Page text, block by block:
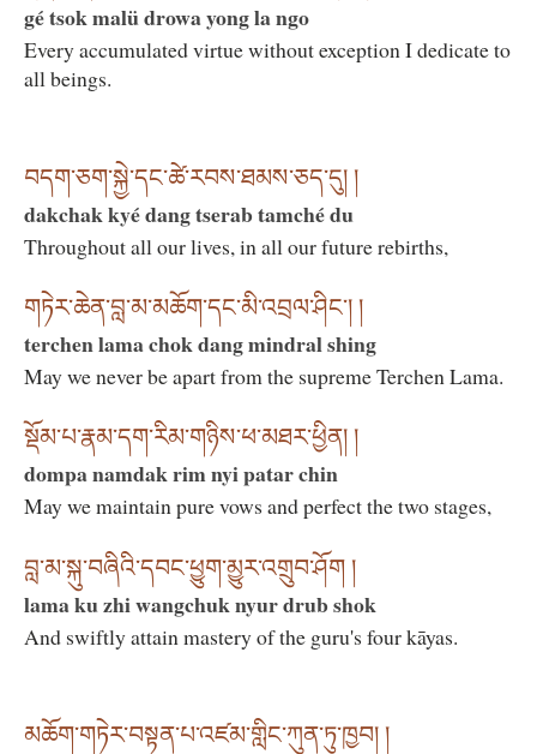
gé tsok malü drowa yong la ngo
Every accumulated virtue without exception I dedicate to
all beings.
བདག་ཅག་སྐྱེ་དང་ཚེ་རབས་ཐམས་ཅད་དུ། །
dakchak kyé dang tserab tamché du
Throughout all our lives, in all our future rebirths,
གཏེར་ཆེན་བླ་མ་མཆོག་དང་མི་འབྲལ་ཤིང་། །
terchen lama chok dang mindral shing
May we never be apart from the supreme Terchen Lama.
སྡོམ་པ་རྣམ་དག་རིམ་གཉིས་ཕ་མཐར་ཕྱིན། །
dompa namdak rim nyi patar chin
May we maintain pure vows and perfect the two stages,
བླ་མ་སྐུ་བཞིའི་དབང་ཕྱུག་མྱུར་འགྲུབ་ཤོག །
lama ku zhi wangchuk nyur drub shok
And swiftly attain mastery of the guru's four kāyas.
མཆོག་གཏེར་བསྟན་པ་འཛམ་གླིང་ཀུན་ཏུ་ཁྱབ། །